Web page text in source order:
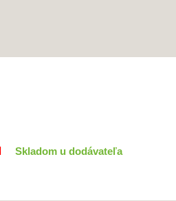
Skladom u dodávateľa